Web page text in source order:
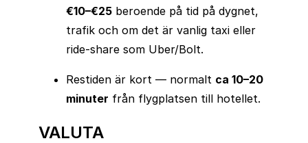
€10–€25 beroende på tid på dygnet,
trafik och om det är vanlig taxi eller
ride-share som Uber/Bolt.
Restiden är kort — normalt ca 10–20
minuter från flygplatsen till hotellet.
VALUTA